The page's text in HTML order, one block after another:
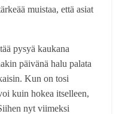
muistaa, että asiat
pysyä kaukana
päivänä halu palata
Kun on tosi
kuin hokea itselleen,
nyt viimeksi